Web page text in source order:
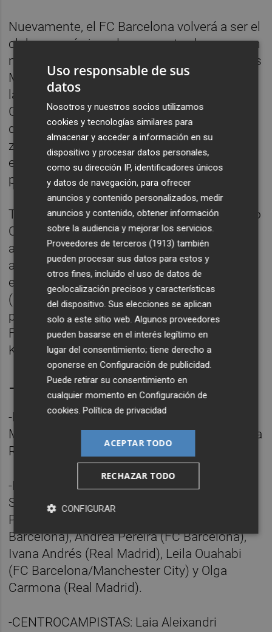
Nuevamente, el FC Barcelona volverá a ser el
club que más jugadoras aporte al grupo, con
nueve -la portera Sandra Paños, las defensas
Mapi León, Andrea Pereira e Irene Paredes,
las centrocampistas Alexia Putellas, Patri
Guijarro, Aitana Bonmatí y Claudia Pina y la
delantera Mariona Caldentey-, además de la
zaguera Leila Ouahabi, que abandonó el
equipo azulgrana hace algunas semanas
para recalar en el Manchester City.
Tras golear el sábado a Australia en el Nuevo
Colombino de Huelva (7-0), las españolas
afrontarán el viernes su último compromiso
antes del torneo, un amistoso ante Italia en
el estadio Teofilo Patini de Castel di Sangro
(17.00 horas). El debut en la Eurocopa se
producirá el viernes 8 de julio contra
Finlandia en el Stadium MK de Milton
Keynes.
--CONVOCATORIA.
-PORTERAS: Lola Gallardo (Atlético de
Madrid), Sandra Paños (FC Barcelona) y Misa
Rodríguez (Real Madrid).
-DEFENSAS: Ona Batlle (Manchester United),
Sheila García (Atlético de Madrid), Irene
Paredes (FC Barcelona), Mapi León (FC
Barcelona), Andrea Pereira (FC Barcelona),
Ivana Andrés (Real Madrid), Leila Ouahabi
(FC Barcelona/Manchester City) y Olga
Carmona (Real Madrid).
-CENTROCAMPISTAS: Laia Aleixandri
Uso responsable de sus
datos
Nosotros y nuestros socios utilizamos
cookies y tecnologías similares para
almacenar y acceder a información en su
dispositivo y procesar datos personales,
como su dirección IP, identificadores únicos
y datos de navegación, para ofrecer
anuncios y contenido personalizados, medir
anuncios y contenido, obtener información
sobre la audiencia y mejorar los servicios.
Proveedores de terceros (1913) también
pueden procesar sus datos para estos y
otros fines, incluido el uso de datos de
geolocalización precisos y características
del dispositivo. Sus elecciones se aplican
solo a este sitio web. Algunos proveedores
pueden basarse en el interés legítimo en
lugar del consentimiento; tiene derecho a
oponerse enConfiguración de publicidad.
Puede retirar su consentimiento en
cualquier momento enConfiguración de
cookies.Política de privacidad
ACEPTAR TODO
RECHAZAR TODO
CONFIGURAR